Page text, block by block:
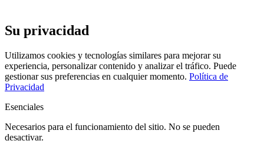
Su privacidad
Utilizamos cookies y tecnologías similares para mejorar su
experiencia, personalizar contenido y analizar el tráfico. Puede
gestionar sus preferencias en cualquier momento. Política de
Privacidad
Esenciales
Necesarios para el funcionamiento del sitio. No se pueden
desactivar.